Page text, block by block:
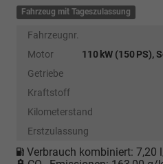
Fahrzeug mit Tageszulassung
Fahrzeugnr.
Motor
110 kW (150 PS),
Getriebe
Kraftstoff
Kilometerstand
Erstzulassung
Verbrauch kombiniert: 7,20